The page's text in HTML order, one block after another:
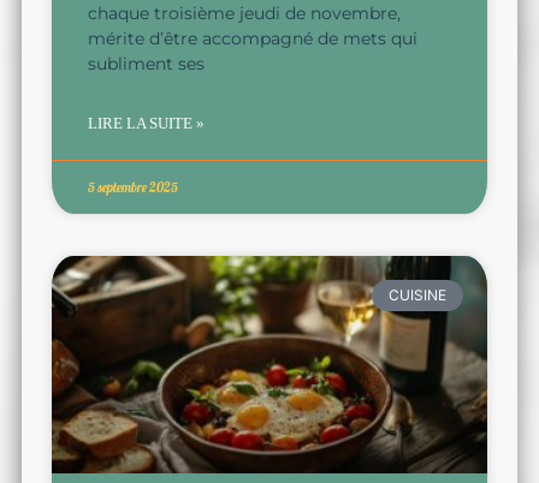
chaque troisième jeudi de novembre,
mérite d’être accompagné de mets qui
subliment ses
LIRE LA SUITE »
5 septembre 2025
CUISINE